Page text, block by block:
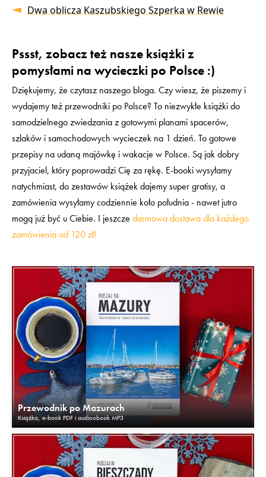
Dwa oblicza Kaszubskiego Szperka w Rewie
Pssst, zobacz też nasze książki z
pomysłami na wycieczki po Polsce :)
Dziękujemy, że czytasz naszego bloga. Czy wiesz, że piszemy i
wydajemy też przewodniki po Polsce? To niezwykłe książki do
samodzielnego zwiedzania z gotowymi planami spacerów,
szlaków i samochodowych wycieczek na 1 dzień. To gotowe
przepisy na udaną majówkę i wakacje w Polsce. Są jak dobry
przyjaciel, który poprowadzi Cię za rękę. E-booki wysyłamy
natychmiast, do zestawów książek dajemy super gratisy, a
zamówienia wysyłamy codziennie koło południa - nawet jutro
mogą już być u Ciebie. I jeszcze darmowa dostawa dla każdego
zamówienia od 120 zł!
Przewodnik po Mazurach
Książka, e-book PDF i audioobook MP3